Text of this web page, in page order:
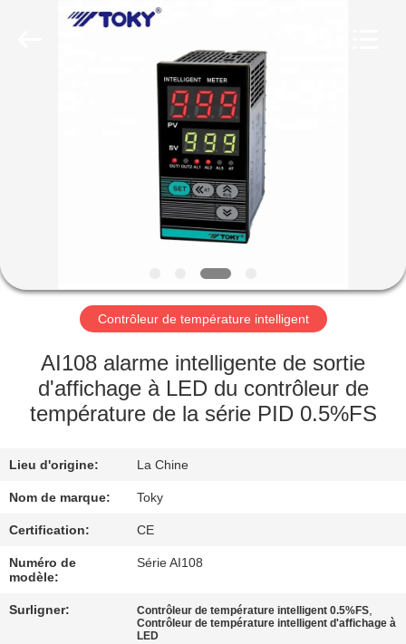
VR
SHOW
SUJET
DE
VISITE
D'USINE
CONTRÔLE
DE
Country(Changshu)
Contrôleur de température intelligent
AI108 alarme intelligente de sortie
d'affichage à LED du contrôleur de
température de la série PID 0.5%FS
Lieu d'origine: La Chine
Nom de marque: Toky
Certification: CE
Numéro de
modèle:
Série AI108
Surligner: Contrôleur de température intelligent 0.5%FS,
Contrôleur de température intelligent d'affichage à
LED